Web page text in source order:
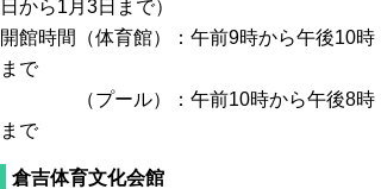
日から1月3日まで）
開館時間（体育館）：午前9時から午後10時
まで
（プール）：午前10時から午後8時
まで
倉吉体育文化会館